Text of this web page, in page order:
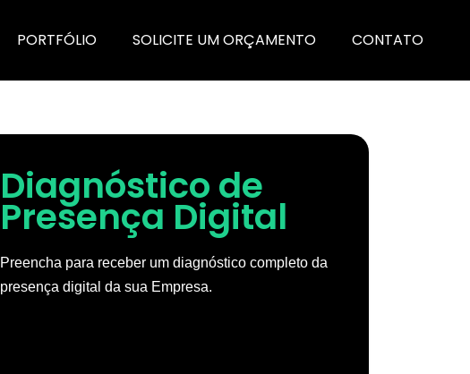
PORTFÓLIO SOLICITE UM ORÇAMENTO CONTATO
Diagnóstico de
Presença Digital
Preencha para receber um diagnóstico completo da
presença digital da sua Empresa.